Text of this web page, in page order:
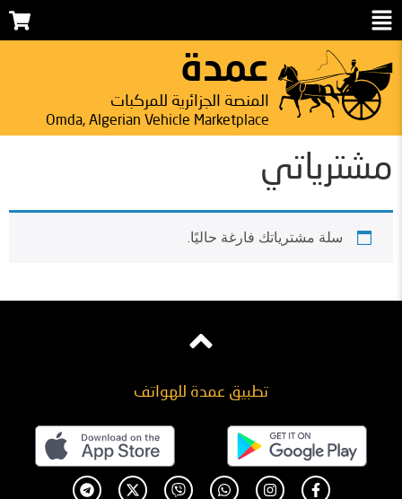
عمدة
المنصة الجزائرية للمركبات
Omda, Algerian Vehicle Marketplace
مشترياتي
سلة مشترياتك فارغة حاليًا.
تطبيق عمدة للهواتف